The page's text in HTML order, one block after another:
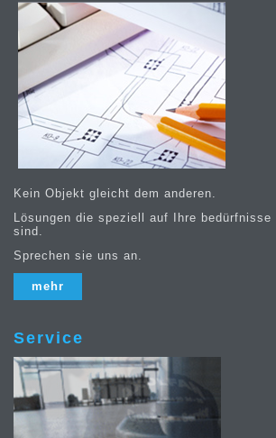
Kein Objekt gleicht dem anderen.
Lösungen die speziell auf Ihre bedürfnisse
sind.
Sprechen sie uns an.
mehr
Service